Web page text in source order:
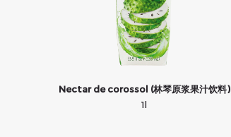
Nectar de corossol (林琴原浆果汁饮料)
1l